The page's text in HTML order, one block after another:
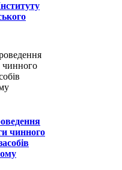
чинного